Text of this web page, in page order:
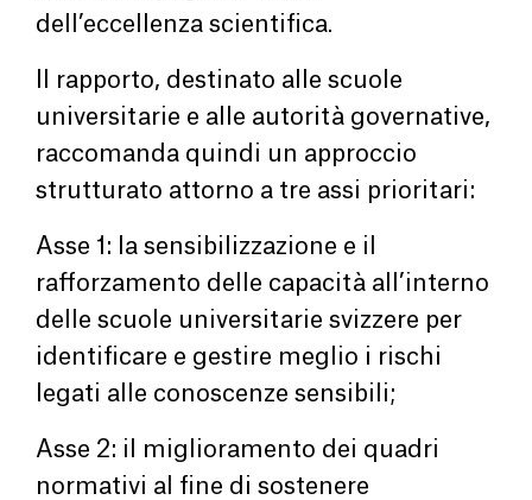
dell’eccellenza scientifica.
Il rapporto, destinato alle scuole
universitarie e alle autorità governative,
raccomanda quindi un approccio
strutturato attorno a tre assi prioritari:
Asse 1: la sensibilizzazione e il
rafforzamento delle capacità all’interno
delle scuole universitarie svizzere per
identificare e gestire meglio i rischi
legati alle conoscenze sensibili;
Asse 2: il miglioramento dei quadri
normativi al fine di sostenere